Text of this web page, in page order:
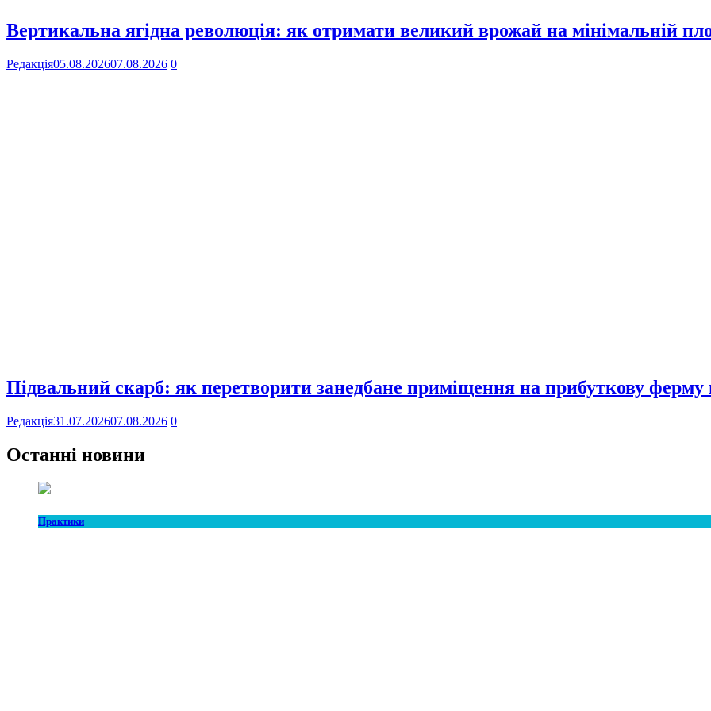
Вертикальна ягідна революція: як отримати великий врожай на мінімальній
Редакція05.08.202607.08.2026 0
Підвальний скарб: як перетворити занедбане приміщення на прибуткову ферму
Редакція31.07.202607.08.2026 0
Останні новини
Практики